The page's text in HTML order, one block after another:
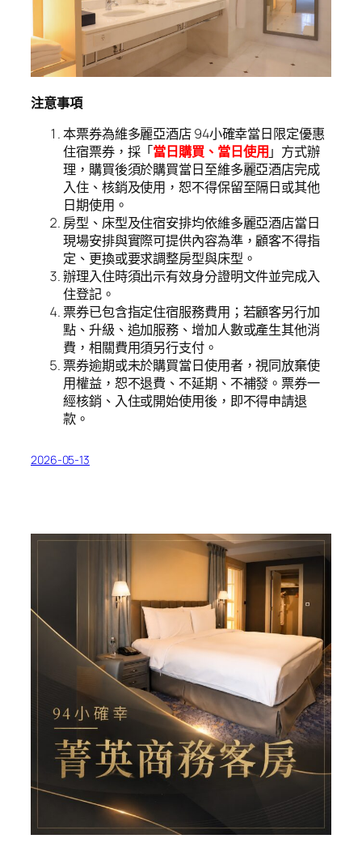
注意事項
本票券為維多麗亞酒店 94小確幸當日限定優惠
住宿票券，採「當日購買、當日使用」方式辦
理，購買後須於購買當日至維多麗亞酒店完成
入住、核銷及使用，恕不得保留至隔日或其他
日期使用。
房型、床型及住宿安排均依維多麗亞酒店當日
現場安排與實際可提供內容為準，顧客不得指
定、更換或要求調整房型與床型。
辦理入住時須出示有效身分證明文件並完成入
住登記。
票券已包含指定住宿服務費用；若顧客另行加
點、升級、追加服務、增加人數或產生其他消
費，相關費用須另行支付。
票券逾期或未於購買當日使用者，視同放棄使
用權益，恕不退費、不延期、不補發。票券一
經核銷、入住或開始使用後，即不得申請退
款。
2026-05-13